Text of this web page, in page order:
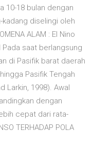
10-18 bulan dengan
kadang diselingi oleh
ALAM : El Nino
Pada saat berlangsung
di Pasifik barat daerah
Pasifik Tengah
Larkin, 1998). Awal
dengan
cepat dari rata-
TERHADAP POLA